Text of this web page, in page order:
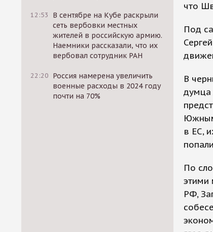
12:53
В сентябре на Кубе раскрыли
сеть вербовки местных
жителей в российскую армию.
Наемники рассказали, что их
вербовал сотрудник РАН
22:20 Россия намерена увеличить
военные расходы в 2024 году
почти на 70%
что
Под
В
думца
в ЕС,
По
этими
РФ,